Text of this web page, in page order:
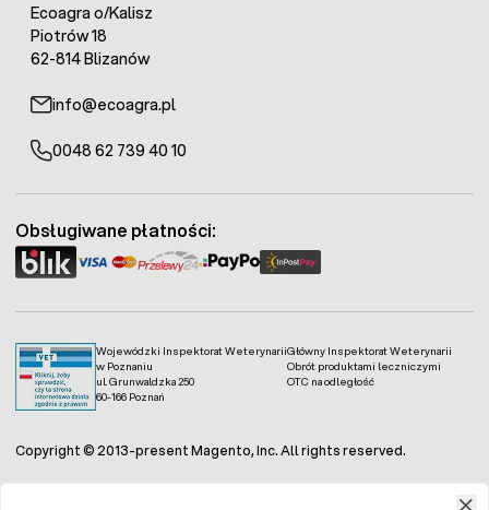
Ecoagra o/Kalisz
Piotrów 18
62-814 Blizanów
info@ecoagra.pl
0048 62 739 40 10
Wojewódzki Inspektorat Weterynarii
w Poznaniu
ul. Grunwaldzka 250
60-166 Poznań
Główny Inspektorat Weterynarii
Obrót produktami leczniczymi
OTC na odległość
Obsługiwane płatności:
Copyright © 2013-present Magento, Inc. All rights reserved.